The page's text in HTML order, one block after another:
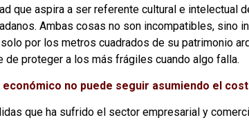
que aspira a ser referente cultural e intelectual
Ambas cosas no son incompatibles, sino
por los metros cuadrados de su patrimonio
de proteger a los más frágiles cuando algo falla.
económico no puede seguir asumiendo el
que ha sufrido el sector empresarial y